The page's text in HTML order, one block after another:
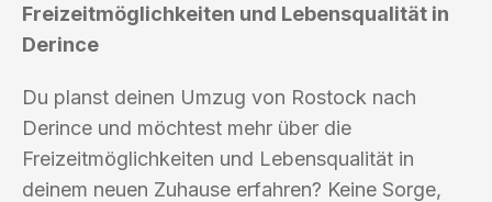
Freizeitmöglichkeiten und Lebensqualität in
Derince
Du planst deinen Umzug von Rostock nach
Derince und möchtest mehr über die
Freizeitmöglichkeiten und Lebensqualität in
deinem neuen Zuhause erfahren? Keine Sorge,